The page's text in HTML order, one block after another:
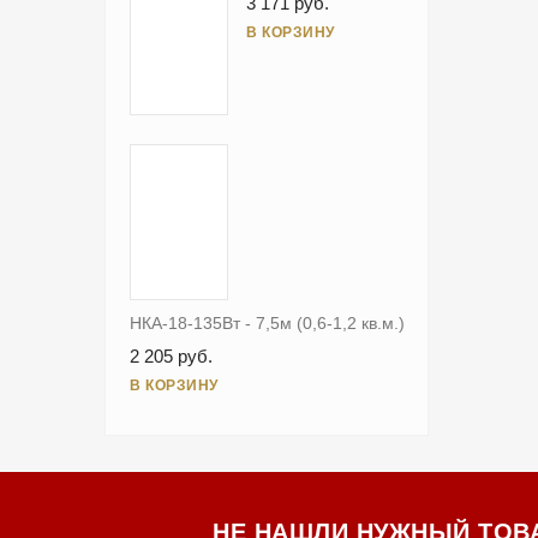
В КОРЗИНУ
НКА-18-135Вт - 7,5м (0,6-1,2 кв.м.)
2 205 руб.
В КОРЗИНУ
НЕ НАШЛИ НУЖНЫЙ